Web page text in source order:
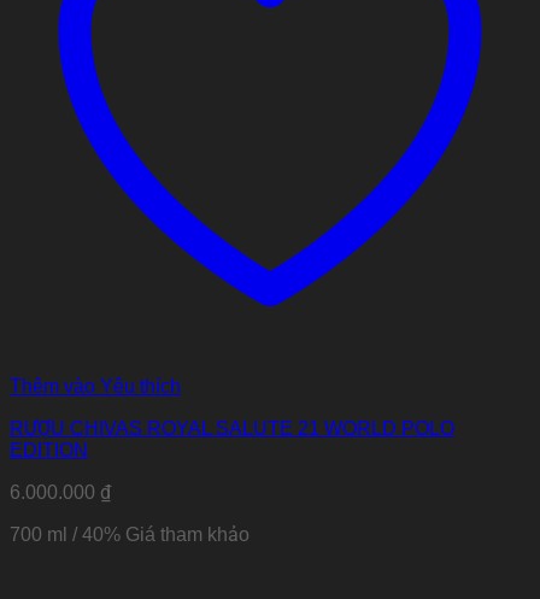
Thêm vào Yêu thích
RƯỢU CHIVAS ROYAL SALUTE 21 WORLD POLO
EDITION
6.000.000 ₫
700 ml / 40% Giá tham khảo